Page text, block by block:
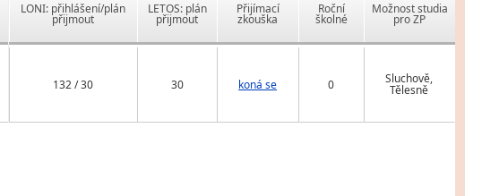
LONI: přihlášení/plán
přijmout
LETOS: plán
přijmout
Přijímací
zkouška
Roční
školné
Možnost studia
pro ZP
132 / 30 30 koná se 0 Sluchově,
Tělesně